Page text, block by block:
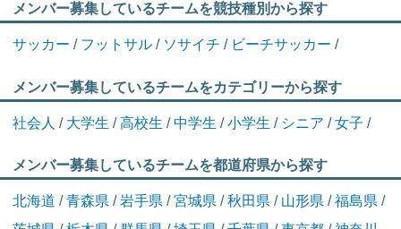
メンバー募集しているチームを競技種別から探す
サッカー / フットサル/ ソサイチ / ビーチサッカー /
メンバー募集しているチームをカテゴリーから探す
社会人 / 大学生 /高校生 /中学生 /小学生 / シニア /女子 /
メンバー募集しているチームを都道府県から探す
北海道 /青森県 /岩手県 /宮城県 /秋田県 / 山形県 /福島県 /